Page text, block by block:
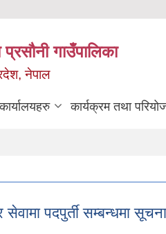
गाउँपालिका
नेपाल
कार्यक्रम तथा
पदपुर्ती सम्बन्धमा सूचना